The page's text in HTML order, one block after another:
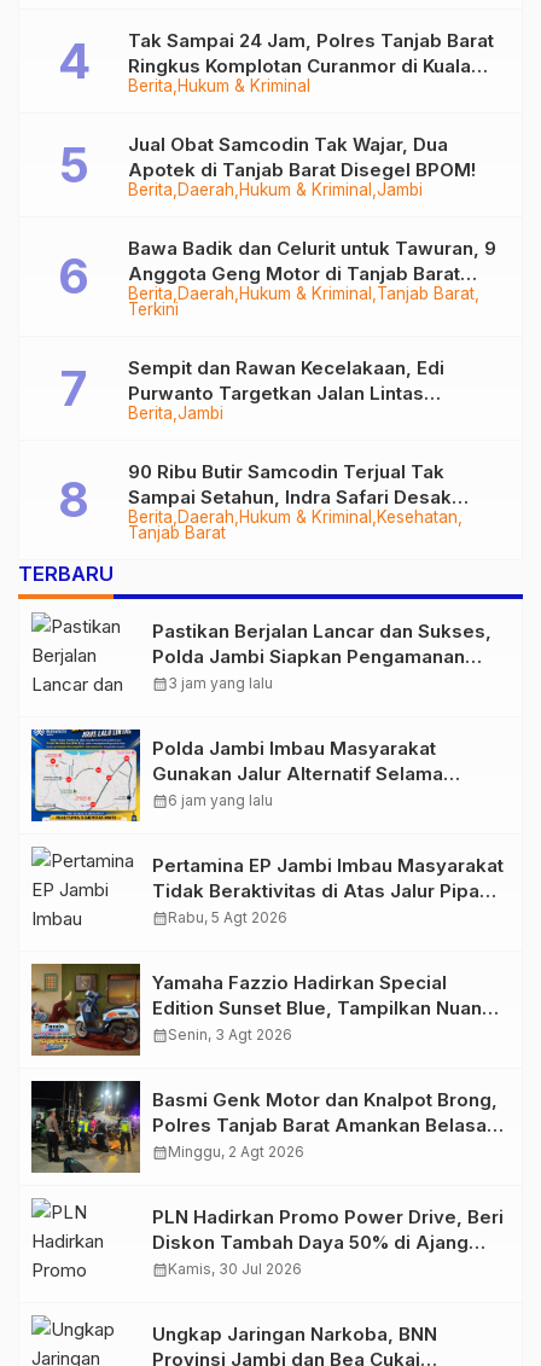
Berita Hukum & Kriminal
Tak Sampai 24 Jam, Polres Tanjab Barat
Ringkus Komplotan Curanmor di Kuala
Tungkal
Berita Daerah Hukum & Kriminal Jambi
Jual Obat Samcodin Tak Wajar, Dua
Apotek di Tanjab Barat Disegel BPOM!
Berita Daerah Hukum & Kriminal Tanjab Barat
Terkini
Bawa Badik dan Celurit untuk Tawuran, 9
Anggota Geng Motor di Tanjab Barat
Diringkus
Berita Jambi
Sempit dan Rawan Kecelakaan, Edi
Purwanto Targetkan Jalan Lintas
Tungkal-Jambi Mulus di 2028
Berita Daerah Hukum & Kriminal
Kesehatan
Tanjab Barat
90 Ribu Butir Samcodin Terjual Tak
Sampai Setahun, Indra Safari Desak
Audit Menyeluruh
TERBARU
Pastikan Berjalan Lancar dan Sukses,
Polda Jambi Siapkan Pengamanan
Berlapis untuk 8.750 Pelari, 1.848
calendar_month3 jam yang lalu
Polda Jambi Imbau Masyarakat
Gunakan Jalur Alternatif Selama
Pelaksanaan Presisi Merdeka Run
calendar_month6 jam yang lalu
Pertamina EP Jambi Imbau Masyarakat
Tidak Beraktivitas di Atas Jalur Pipa
Migas Demi Keselamatan Bersama
calendar_monthRabu, 5 Agt 2026
Yamaha Fazzio Hadirkan Special
Edition Sunset Blue, Tampilkan Nuansa
Retro Summer yang Semakin Skena
calendar_monthSenin, 3 Agt 2026
Basmi Genk Motor dan Knalpot Brong,
Polres Tanjab Barat Amankan Belasan
Kendaraan
calendar_monthMinggu, 2 Agt 2026
PLN Hadirkan Promo Power Drive, Beri
Diskon Tambah Daya 50% di Ajang
GIIAS 2026
calendar_monthKamis, 30 Jul 2026
Ungkap Jaringan Narkoba, BNN
Provinsi Jambi dan Bea Cukai